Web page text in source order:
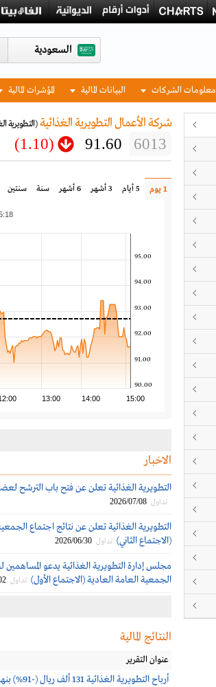
السعودية
معلومات الشركات البيانات المالية المؤشرات المالية
شركة الأعمال التطويرية الغذائية (التطويرية
6013
91.60
(1.10)
1 يوم 5 أيام 3 أشهر 6 أشهر سنة سنتين
13:00 14:00 15:00
90.00
91.00
92.00
93.00
94.00
95.00
الاخبار
التطويرية الغذائية تعلن عن فتح باب الترشح
تداول 2026/07/08
التطويرية الغذائية تعلن عن نتائج اجتماع
(الاجتماع الثاني) تداول 2026/06/30
مجلس إدارة التطويرية الغذائية يدعو
الجمعية العامة العادية (الاجتماع الأول) تداول
النتائج المالية
عنوان التقرير
أرباح التطويرية